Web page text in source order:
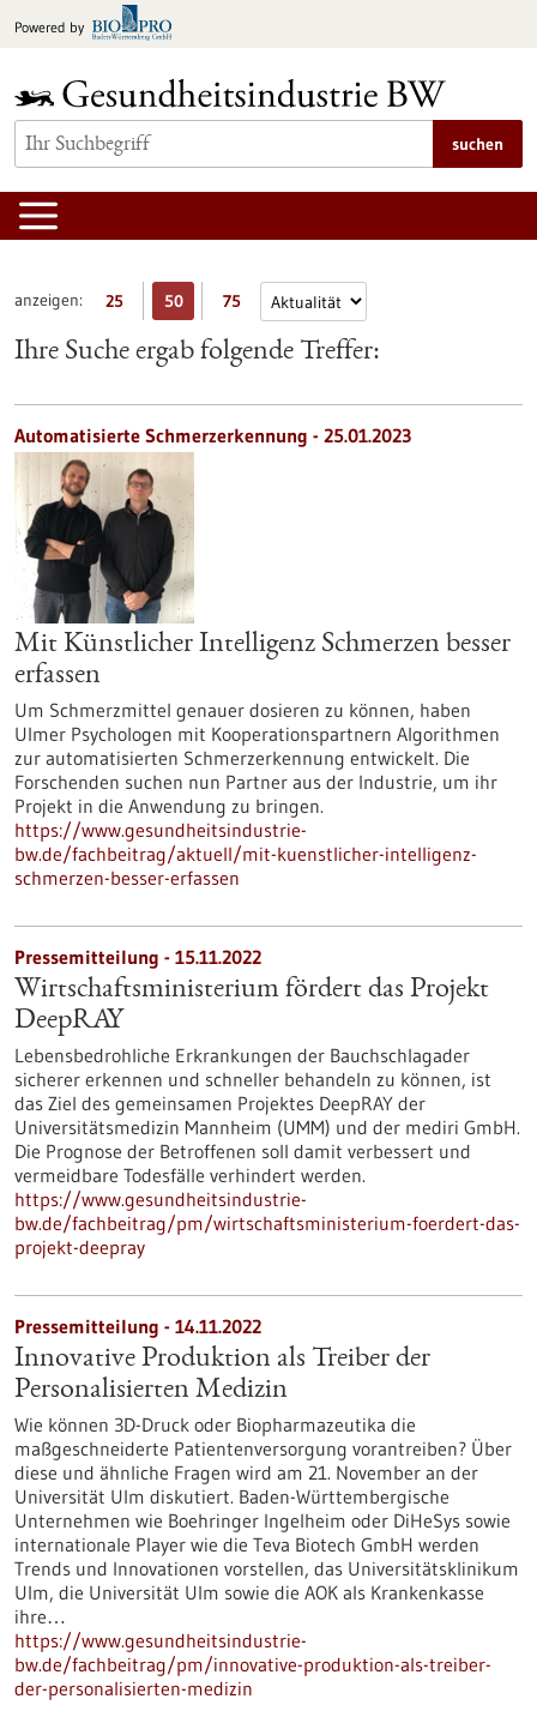
Inhalt
Powered by
suchen
anzeigen: 25 50 75
Ihre Suche ergab folgende Treffer:
Automatisierte Schmerzerkennung - 25.01.2023
Mit Künstlicher Intelligenz Schmerzen besser
erfassen
Um Schmerzmittel genauer dosieren zu können, haben
Ulmer Psychologen mit Kooperationspartnern Algorithmen
zur automatisierten Schmerzerkennung entwickelt. Die
Forschenden suchen nun Partner aus der Industrie, um ihr
Projekt in die Anwendung zu bringen.
https://www.gesundheitsindustrie-
bw.de/fachbeitrag/aktuell/mit-kuenstlicher-intelligenz-
schmerzen-besser-erfassen
Pressemitteilung - 15.11.2022
Wirtschaftsministerium fördert das Projekt
DeepRAY
Lebensbedrohliche Erkrankungen der Bauchschlagader
sicherer erkennen und schneller behandeln zu können, ist
das Ziel des gemeinsamen Projektes DeepRAY der
Universitätsmedizin Mannheim (UMM) und der mediri GmbH.
Die Prognose der Betroffenen soll damit verbessert und
vermeidbare Todesfälle verhindert werden.
https://www.gesundheitsindustrie-
bw.de/fachbeitrag/pm/wirtschaftsministerium-foerdert-das-
projekt-deepray
Pressemitteilung - 14.11.2022
Innovative Produktion als Treiber der
Personalisierten Medizin
Wie können 3D-Druck oder Biopharmazeutika die
maßgeschneiderte Patientenversorgung vorantreiben? Über
diese und ähnliche Fragen wird am 21. November an der
Universität Ulm diskutiert. Baden-Württembergische
Unternehmen wie Boehringer Ingelheim oder DiHeSys sowie
internationale Player wie die Teva Biotech GmbH werden
Trends und Innovationen vorstellen, das Universitätsklinikum
Ulm, die Universität Ulm sowie die AOK als Krankenkasse
ihre…
https://www.gesundheitsindustrie-
bw.de/fachbeitrag/pm/innovative-produktion-als-treiber-
der-personalisierten-medizin